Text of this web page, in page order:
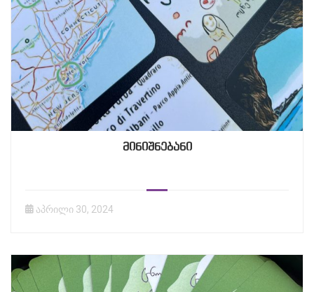
მინიშნებანი
აპრილი 30, 2024